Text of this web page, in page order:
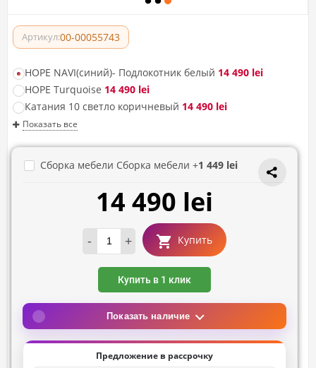
Артикул:00-00055743
HOPE NAVI(синий)- Подлокотник белый 14 490 lei
HOPE Turquoise 14 490 lei
Катания 10 светло коричневый 14 490 lei
Показать все
Сборка мебели Сборка мебели +1 449 lei
14 490 lei
- + Купить
Купить в 1 клик
Показать наличие
Предложение в рассрочку